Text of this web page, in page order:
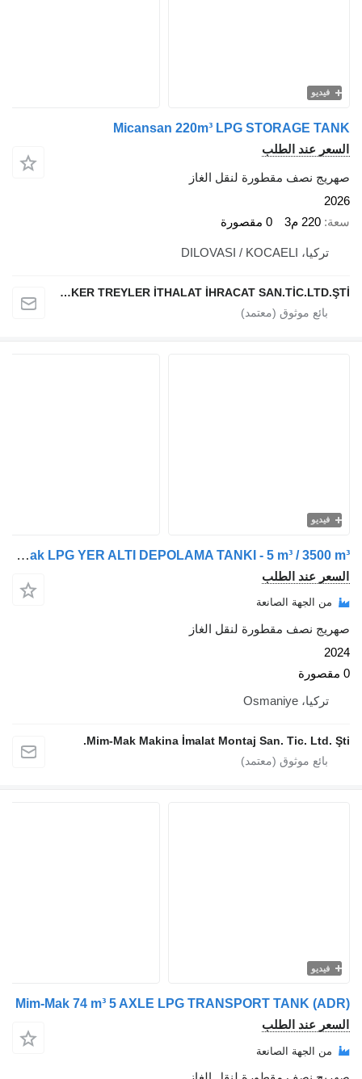
Micansan 220m³ LPG STORAGE
عند الطلب
نصف مقطورة لنقل الغاز
220 م3 0 مقصورة
MİCANSAN TANKER TREYLER İTHALAT İHRACAT SAN.TİC.LTD.ŞTİ.
Mim-Mak LPG YER ALTI DEPOLAMA TANKI - 5 m³ / 3500 m³
عند الطلب
الجهة الصانعة
نصف مقطورة لنقل الغاز
Mim-Mak Makina İmalat Montaj San. Tic.
Mim-Mak 74 m³ 5 AXLE LPG TRANSPORT TANK
عند الطلب
الجهة الصانعة